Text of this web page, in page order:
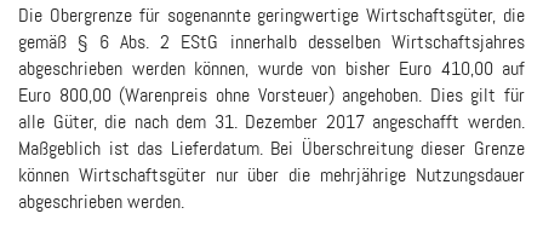
Die Obergrenze für sogenannte geringwertige Wirtschaftsgüter, die
gemäß § 6 Abs. 2 EStG innerhalb desselben Wirtschaftsjahres
abgeschrieben werden können, wurde von bisher Euro 410,00 auf
Euro 800,00 (Warenpreis ohne Vorsteuer) angehoben. Dies gilt für
alle Güter, die nach dem 31. Dezember 2017 angeschafft werden.
Maßgeblich ist das Lieferdatum. Bei Überschreitung dieser Grenze
können Wirtschaftsgüter nur über die mehrjährige Nutzungsdauer
abgeschrieben werden.